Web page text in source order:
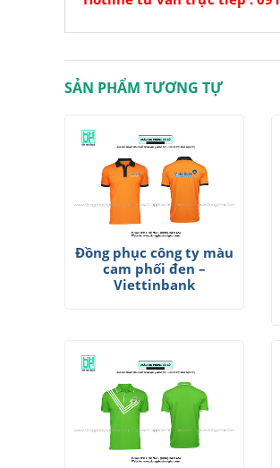
SẢN PHẨM TƯƠNG TỰ
Đồng phục công ty màu
cam phối đen –
Viettinbank